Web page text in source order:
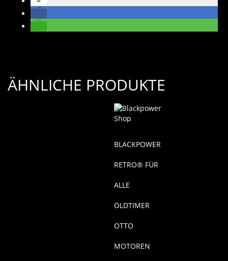
ÄHNLICHE PRODUKTE
BLACKPOWER
RETRO® FÜR
ALLE
OLDTIMER
OTTO
MOTOREN